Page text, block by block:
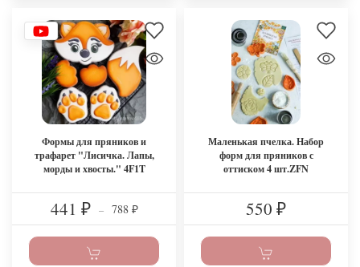
Формы для пряников и
трафарет "Лисичка. Лапы,
морды и хвосты." 4F1T
441 ₽ – 788 ₽
Маленькая пчелка. Набор
форм для пряников с
оттиском 4 шт.ZFN
550 ₽